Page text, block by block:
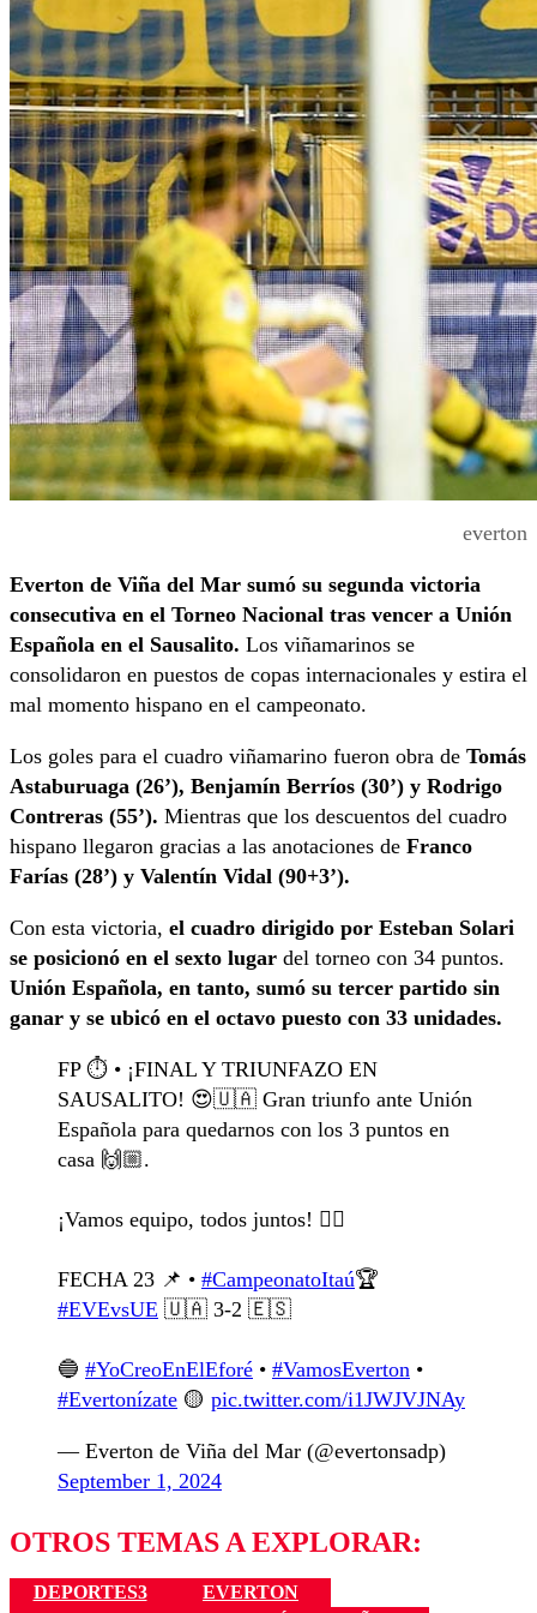
everton
Everton de Viña del Mar sumó su segunda victoria
consecutiva en el Torneo Nacional tras vencer a Unión
Española en el Sausalito. Los viñamarinos se
consolidaron en puestos de copas internacionales y estira el
mal momento hispano en el campeonato.
Los goles para el cuadro viñamarino fueron obra de Tomás
Astaburuaga (26’), Benjamín Berríos (30’) y Rodrigo
Contreras (55’). Mientras que los descuentos del cuadro
hispano llegaron gracias a las anotaciones de Franco
Farías (28’) y Valentín Vidal (90+3’).
Con esta victoria, el cuadro dirigido por Esteban Solari
se posicionó en el sexto lugar del torneo con 34 puntos.
Unión Española, en tanto, sumó su tercer partido sin
ganar y se ubicó en el octavo puesto con 33 unidades.
FP ⏱️ • ¡FINAL Y TRIUNFAZO EN
SAUSALITO! 😍🇺🇦 Gran triunfo ante Unión
Española para quedarnos con los 3 puntos en
casa 🙌🏼.
¡Vamos equipo, todos juntos! ❤️‍🔥
FECHA 23 📌 • #CampeonatoItaú🏆
#EVEvsUE 🇺🇦 3-2 🇪🇸
🔵 #YoCreoEnElEforé • #VamosEverton •
#Evertonízate 🟡 pic.twitter.com/i1JWJVJNAy
— Everton de Viña del Mar (@evertonsadp)
September 1, 2024
OTROS TEMAS A EXPLORAR:
DEPORTES3
EVERTON